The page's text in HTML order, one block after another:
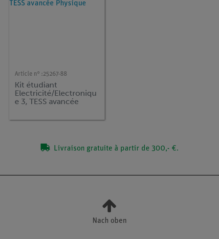
Article n° :25267-88
Kit étudiant
Electricité/Electroniqu
e 3, TESS avancée
Livraison gratuite à partir de 300,- €.
Nach oben